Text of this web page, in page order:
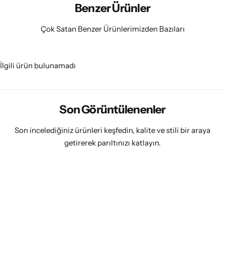
Benzer Ürünler
Çok Satan Benzer Ürünlerimizden Bazıları
İlgili ürün bulunamadı
Son Görüntülenenler
Son incelediğiniz ürünleri keşfedin, kalite ve stili bir araya
getirerek parıltınızı katlayın.